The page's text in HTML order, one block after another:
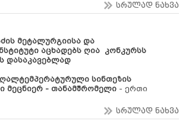
სრულად ნახვა
მეტალურგიისა და
აცხადებს ღია კონკურსს
დასაკავებლად
სინთეზის
- თანამშრომელი - ერთი
სრულად ნახვა